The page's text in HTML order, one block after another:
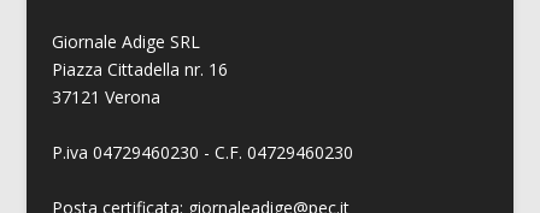
Giornale Adige SRL
Piazza Cittadella nr. 16
37121 Verona
P.iva 04729460230 - C.F. 04729460230
Posta certificata: giornaleadige@pec.it